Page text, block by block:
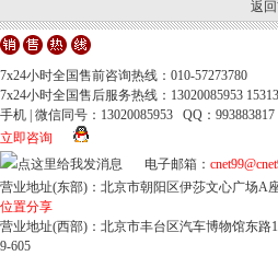
返
7x24小时全国售前咨询热线：010-57273780
7x24小时全国售后服务热线：13020085953
手机 | 微信同号：13020085953 QQ：993883817
立即咨询
电子邮箱：
营业地址(东部)：北京市朝阳区伊莎文心广场A
位置分享
营业地址(西部)：北京市丰台区汽车博物馆东路
9-605